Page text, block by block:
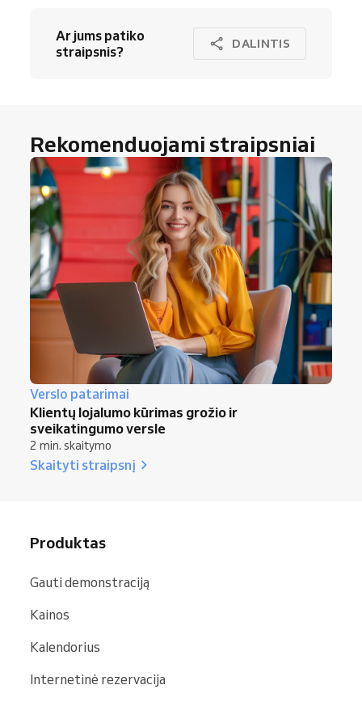
Ar jums patiko
straipsnis?
DALINTIS
Rekomenduojami straipsniai
Verslo patarimai
Klientų lojalumo kūrimas grožio ir
sveikatingumo versle
2 min. skaitymo
Skaityti straipsnį
Produktas
Gauti demonstraciją
Kainos
Kalendorius
Internetinė rezervacija